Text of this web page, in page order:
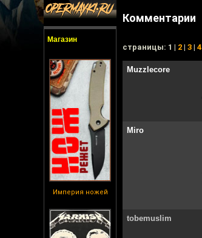
Магазин
Империя ножей
Комментарии
cтраницы: 1 | 2 | 3 | 4
Muzzlecore
Miro
tobemuslim